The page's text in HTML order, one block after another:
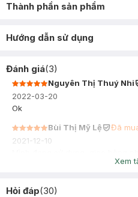
Thành phần sản phẩm
Hướng dẫn sử dụng
Đánh giá(3)
Nguyên Thị Thuý Nhi
2022-03-20
Ok
Bùi Thị Mỹ Lệ
Đã
2021-12-10
Xem
Hỏi đáp(30)